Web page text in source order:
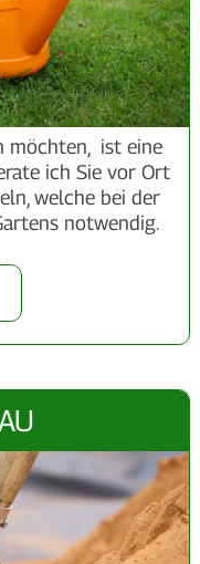
möchten, ist eine
ich Sie vor Ort
welche bei der
notwendig.